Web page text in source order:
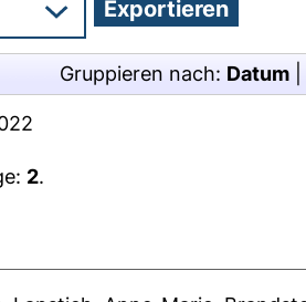
Gruppieren nach: Datum
2.